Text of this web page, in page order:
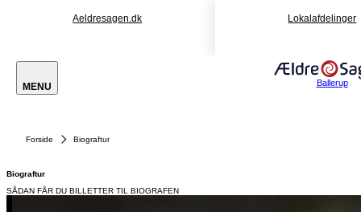
Aeldresagen.dk Lokalafdelinger
MENU Ballerup
Forside Biograftur
Biograftur
SÅDAN FÅR DU BILLETTER TIL BIOGRAFEN